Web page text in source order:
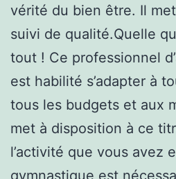
vérité du bien être. Il
suivi de qualité.Quelle
tout ! Ce professionnel
est habilité s’adapter à
tous les budgets et aux
met à disposition à ce
l’activité que vous avez
gymnastique est